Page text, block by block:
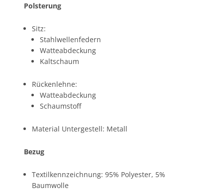
Polsterung
Sitz:
Stahlwellenfedern
Watteabdeckung
Kaltschaum
Rückenlehne:
Watteabdeckung
Schaumstoff
Material Untergestell: Metall
Bezug
Textilkennzeichnung: 95% Polyester, 5%
Baumwolle